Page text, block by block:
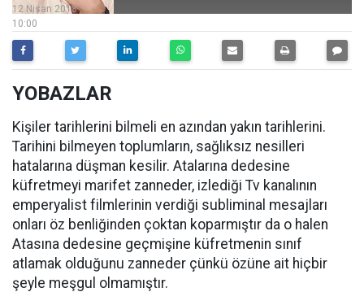
10:00
12 Nisan 2018
YOBAZLAR
Kişiler tarihlerini bilmeli en azından yakın tarihlerini.
Tarihini bilmeyen toplumların, sağlıksız nesilleri
hatalarına düşman kesilir. Atalarına dedesine
küfretmeyi marifet zanneder, izlediği Tv kanalının
emperyalist filmlerinin verdiği subliminal mesajları
onları öz benliğinden çoktan koparmıştır da o halen
Atasına dedesine geçmişine küfretmenin sınıf
atlamak olduğunu zanneder çünkü özüne ait hiçbir
şeyle meşgul olmamıştır.